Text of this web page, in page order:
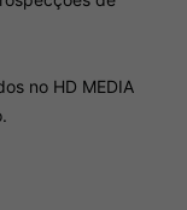
no HD MEDIA